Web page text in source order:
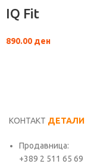
IQ Fit
890.00 ден
КОНТАКТ ДЕТАЛИ
Продавница:
+389 2 511 65 69